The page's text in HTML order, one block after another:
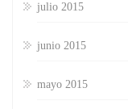
julio 2015
junio 2015
mayo 2015